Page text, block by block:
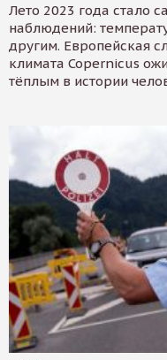
Лето 2023 года стало
наблюдений:
другим. Европейская
климата Copernicus
тёплым в истории